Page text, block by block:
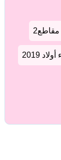
مقاطع2
2019